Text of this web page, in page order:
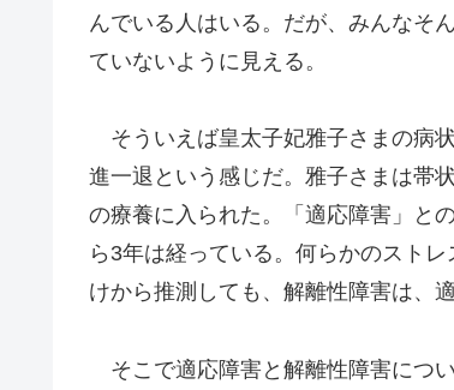
んでいる人はいる。だが、みんなそ
ていないように見える。
そういえば皇太子妃雅子さまの病
進一退という感じだ。雅子さまは帯
の療養に入られた。「適応障害」と
ら3年は経っている。何らかのスト
けから推測しても、解離性障害は、
そこで適応障害と解離性障害につ